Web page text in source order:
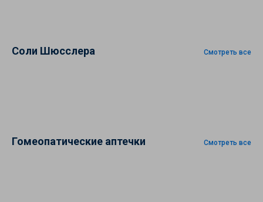
Соли Шюсслера Смотреть все
Гомеопатические аптечки Смотреть все